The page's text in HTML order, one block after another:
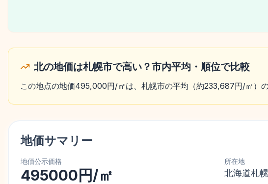
北の地価は札幌市で高い？市内平均・順位で比較
この地点の地価495,000円/㎡は、札幌市の平均（約233,687円/㎡）
地価サマリー
地価公示価格
495000円/㎡
所在地
北海道札